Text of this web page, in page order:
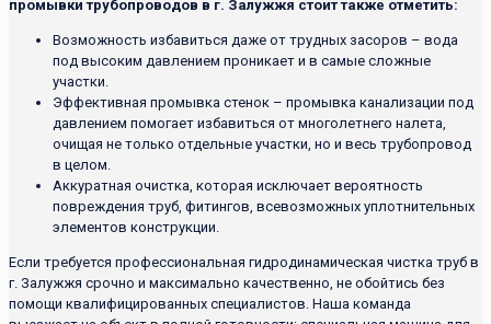
промывки трубопроводов в г. Залужжя стоит также отметить:
Возможность избавиться даже от трудных засоров – вода
под высоким давлением проникает и в самые сложные
участки.
Эффективная промывка стенок – промывка канализации под
давлением помогает избавиться от многолетнего налета,
очищая не только отдельные участки, но и весь трубопровод
в целом.
Аккуратная очистка, которая исключает вероятность
повреждения труб, фитингов, всевозможных уплотнительных
элементов конструкции.
Если требуется профессиональная гидродинамическая чистка труб в
г. Залужжя срочно и максимально качественно, не обойтись без
помощи квалифицированных специалистов. Наша команда